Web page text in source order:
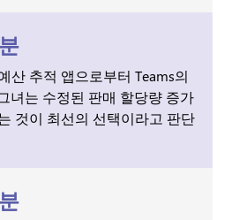
산 추적 앱으로부터 Teams의
녀는 수정된 판매 할당량 증가
것이 최선의 선택이라고 판단